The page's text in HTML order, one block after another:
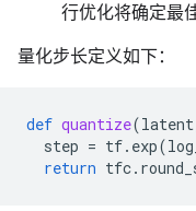
行优化将确定最
量化步长定义如下：
def quantize(latent
step = tf. exp(
return tfc.